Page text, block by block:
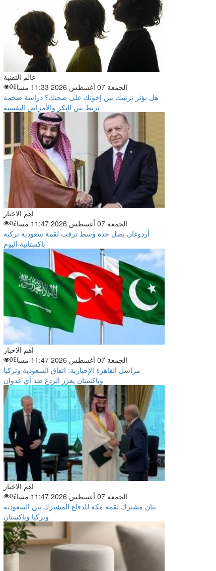
عالم التقنية
الجمعة 07 أغسطس 2026 11:33 مساءً
0
هل يؤثر ترتيبك بين إخوتك على صحتك؟ دراسة ضخمة
تربط بين البِكر والأمراض النفسية
اهم الاخبار
الجمعة 07 أغسطس 2026 11:47 مساءً
0
أردوغان يصل جدة وسط ترقب لقمة سعودية تركية
باكستانية اليوم
اهم الاخبار
الجمعة 07 أغسطس 2026 11:47 مساءً
0
مراسل القاهرة الإخبارية: اتفاق السعودية وتركيا
وباكستان يعزز الردع ضد أي عدوان
اهم الاخبار
الجمعة 07 أغسطس 2026 11:47 مساءً
0
بيان مشترك لقمة مكة للدفاع المشترك بين السعودية
وتركيا وباكستان